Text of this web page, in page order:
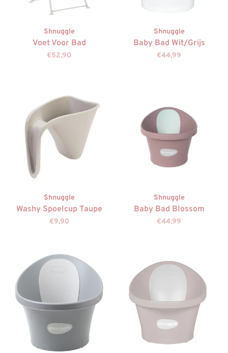
Shnuggle
Voet Voor Bad
€52,90
Shnuggle
Baby Bad Wit/Grijs
€44,99
Shnuggle
Washy Spoelcup Taupe
€9,90
Shnuggle
Baby Bad Blossom
€44,99